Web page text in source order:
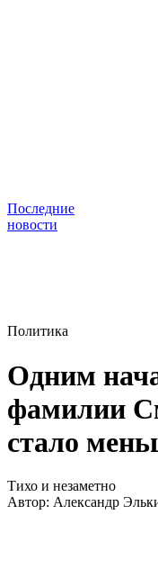
Последние
новости
Политика
Одним
фамилии
стало
Тихо и незаметно
Автор: Александр